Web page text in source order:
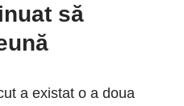
să
a existat o a doua